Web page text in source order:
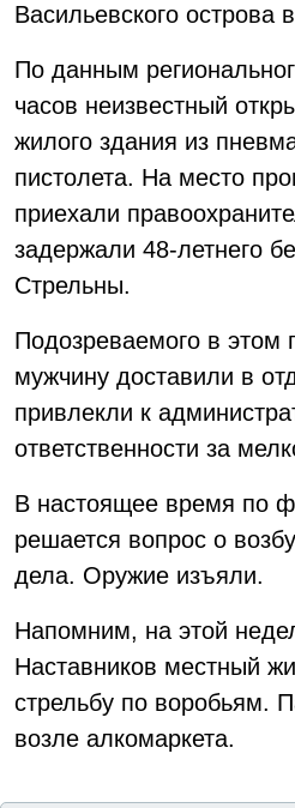
Васильевского острова
По данным
часов неизвестный
жилого здания из
пистолета. На место
приехали
задержали 48-летнего
Стрельны.
Подозреваемого в этом
мужчину доставили в
привлекли к
ответственности за
В настоящее время по
решается вопрос о
дела. Оружие изъяли.
Напомним, на этой
Наставников местный
стрельбу по воробьям.
возле алкомаркета.